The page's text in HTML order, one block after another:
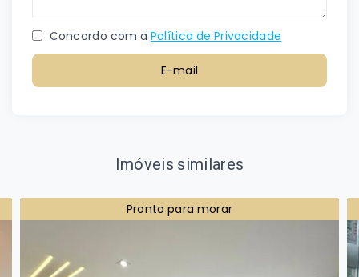
Concordo com a Política de Privacidade
E-mail
Imóveis similares
Pronto para morar